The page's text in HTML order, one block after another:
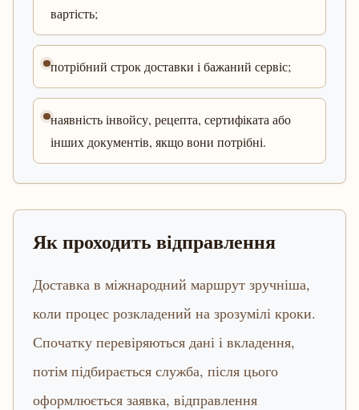
вартість;
потрібний строк доставки і бажаний сервіс;
наявність інвойсу, рецепта, сертифіката або
інших документів, якщо вони потрібні.
Як проходить відправлення
Доставка в міжнародний маршрут зручніша,
коли процес розкладений на зрозумілі кроки.
Спочатку перевіряються дані і вкладення,
потім підбирається служба, після цього
оформлюється заявка, відправлення